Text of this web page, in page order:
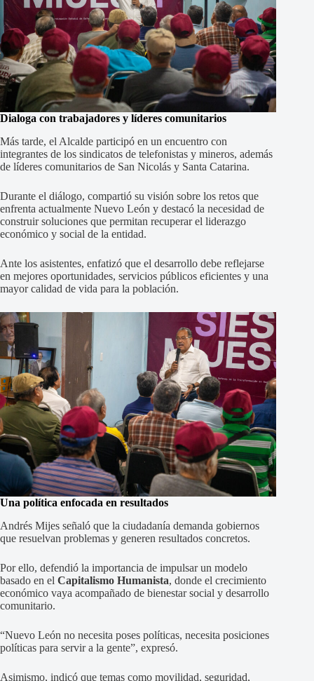
Dialoga con trabajadores y líderes comunitarios
Más tarde, el Alcalde participó en un encuentro con
integrantes de los sindicatos de telefonistas y mineros, además
de líderes comunitarios de San Nicolás y Santa Catarina.
Durante el diálogo, compartió su visión sobre los retos que
enfrenta actualmente Nuevo León y destacó la necesidad de
construir soluciones que permitan recuperar el liderazgo
económico y social de la entidad.
Ante los asistentes, enfatizó que el desarrollo debe reflejarse
en mejores oportunidades, servicios públicos eficientes y una
mayor calidad de vida para la población.
Una política enfocada en resultados
Andrés Mijes señaló que la ciudadanía demanda gobiernos
que resuelvan problemas y generen resultados concretos.
Por ello, defendió la importancia de impulsar un modelo
basado en el Capitalismo Humanista, donde el crecimiento
económico vaya acompañado de bienestar social y desarrollo
comunitario.
“Nuevo León no necesita poses políticas, necesita posiciones
políticas para servir a la gente”, expresó.
Asimismo, indicó que temas como movilidad, seguridad,